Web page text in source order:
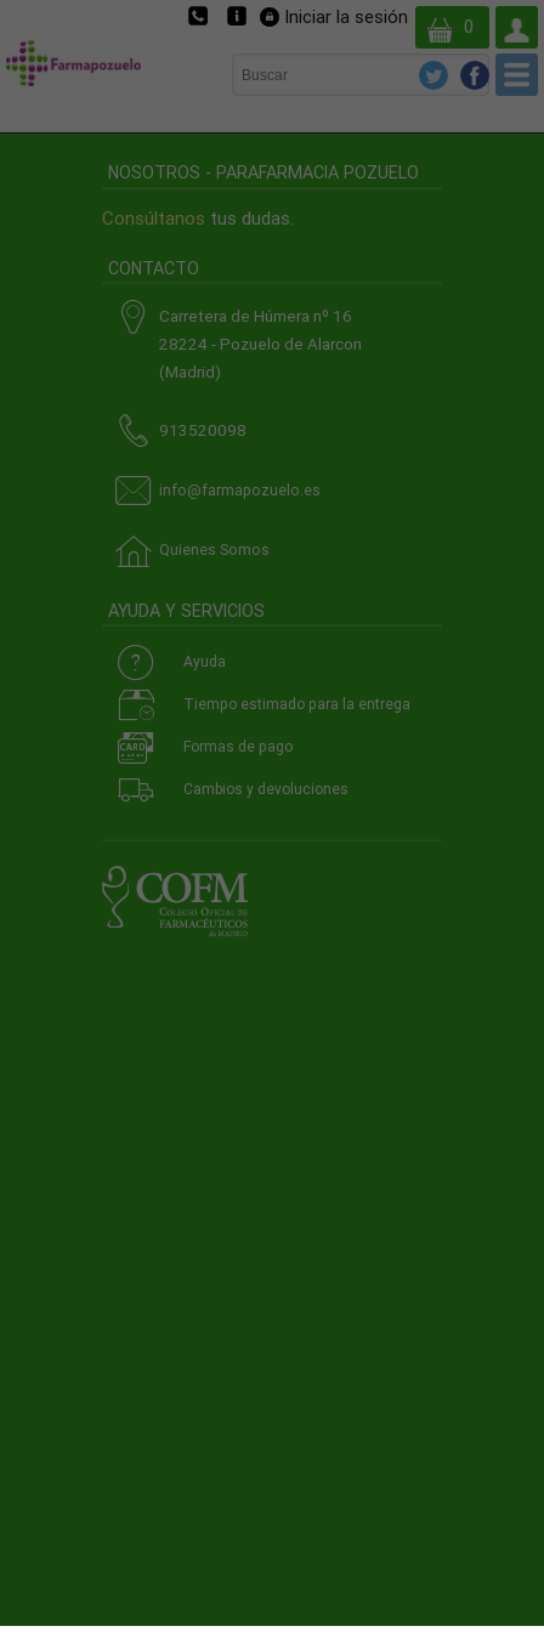
0
Su
Iniciar la sesión
NOSOTROS - PARAFARMACIA POZUELO
Consúltanos tus dudas.
CONTACTO
Carretera de Húmera nº 16
28224 - Pozuelo de Alarcon
(Madrid)
913520098
info@farmapozuelo.es
Quienes Somos
AYUDA Y SERVICIOS
Ayuda
Tiempo estimado para la entrega
Formas de pago
Cambios y devoluciones